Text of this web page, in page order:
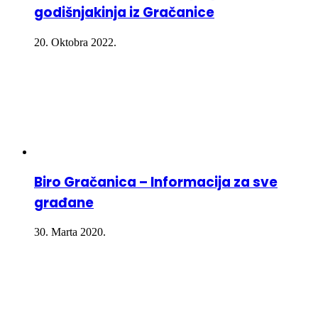
godišnjakinja iz Gračanice
20. Oktobra 2022.
Biro Gračanica – Informacija za sve
građane
30. Marta 2020.